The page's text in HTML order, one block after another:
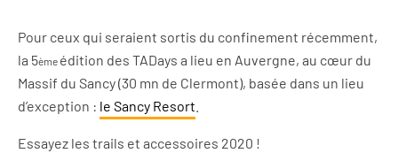
Pour ceux qui seraient sortis du confinement récemment,
la 5ème édition des TADays a lieu en Auvergne, au cœur du
Massif du Sancy (30 mn de Clermont), basée dans un lieu
d’exception : le Sancy Resort
Essayez les trails et accessoires 2020 !